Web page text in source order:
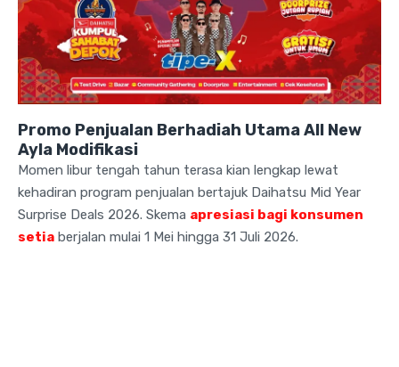
Promo Penjualan Berhadiah Utama All New
Ayla Modifikasi
Momen libur tengah tahun terasa kian lengkap lewat
kehadiran program penjualan bertajuk Daihatsu Mid Year
Surprise Deals 2026. Skema apresiasi bagi konsumen
setia berjalan mulai 1 Mei hingga 31 Juli 2026.